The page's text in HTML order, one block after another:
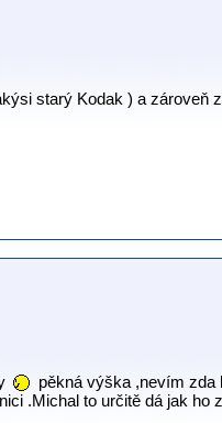
starý Kodak ) a zároveň
pěkná výška ,nevím zda
.Michal to určitě dá jak ho